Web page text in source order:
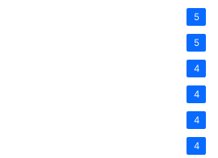
5
5
4
4
4
4